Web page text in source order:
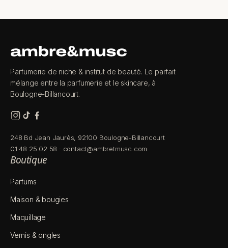
Parfumerie de niche & institut de beauté. Le parfait
mélange entre la parfumerie et le skincare, à
Boulogne-Billancourt.
248 Bd Jean Jaurès, 92100 Boulogne-Billancourt
01 48 25 02 58 · contact@ambretmusc.com
Boutique
Parfums
Maison & bougies
Maquillage
Vernis & ongles